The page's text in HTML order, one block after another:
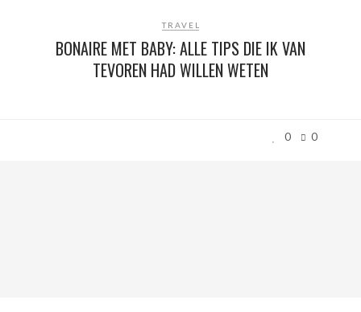
TRAVEL
BONAIRE MET BABY: ALLE TIPS DIE IK VAN
TEVOREN HAD WILLEN WETEN
0 0